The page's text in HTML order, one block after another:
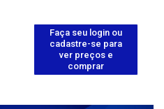
Faça seu login ou
cadastre-se para
ver preços e
comprar